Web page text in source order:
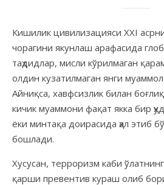
Кишилик цивилизацияси XXI асрнинг дастлабки
чорагини якунлаш арафасида
таҳдидлар, мисли кўрилмаган
олдин кузатилмаган янги
Айниқса, хавфсизлик билан
кичик муаммони фақат якка бир
ёки минтақа доирасида ҳал этиб
бошлади.
Хусусан, терроризм каби
қарши превентив кураш олиб